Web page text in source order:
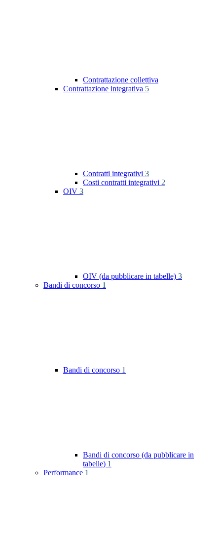
Contrattazione collettiva
Contrattazione integrativa 5
Contratti integrativi 3
Costi contratti integrativi 2
OIV 3
OIV (da pubblicare in tabelle) 3
Bandi di concorso 1
Bandi di concorso 1
Bandi di concorso (da pubblicare in
tabelle) 1
Performance 1